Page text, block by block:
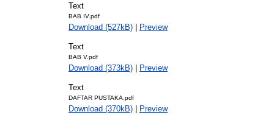
Text
BAB IV.pdf
Download (527kB) | Preview
Text
BAB V.pdf
Download (373kB) | Preview
Text
DAFTAR PUSTAKA.pdf
Download (370kB) | Preview